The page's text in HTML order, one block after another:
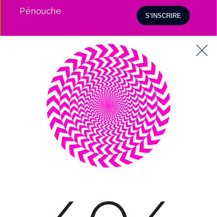
Pénouche
Nous contacter :
contact@agencelatoile.fr
55 rue la Boétie, 75008 Paris.
Nous suivre :